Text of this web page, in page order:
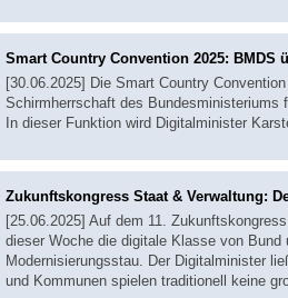
Smart Country Convention 2025:
[30.06.2025] Die Smart Country
Schirmherrschaft des Bundesministeriums
In dieser Funktion wird Digitalminister
Zukunftskongress Staat & Verwaltung:
[25.06.2025] Auf dem 11.
dieser Woche die digitale Klasse von Bund
Modernisierungsstau. Der Digitalminister
und Kommunen spielen traditionell keine